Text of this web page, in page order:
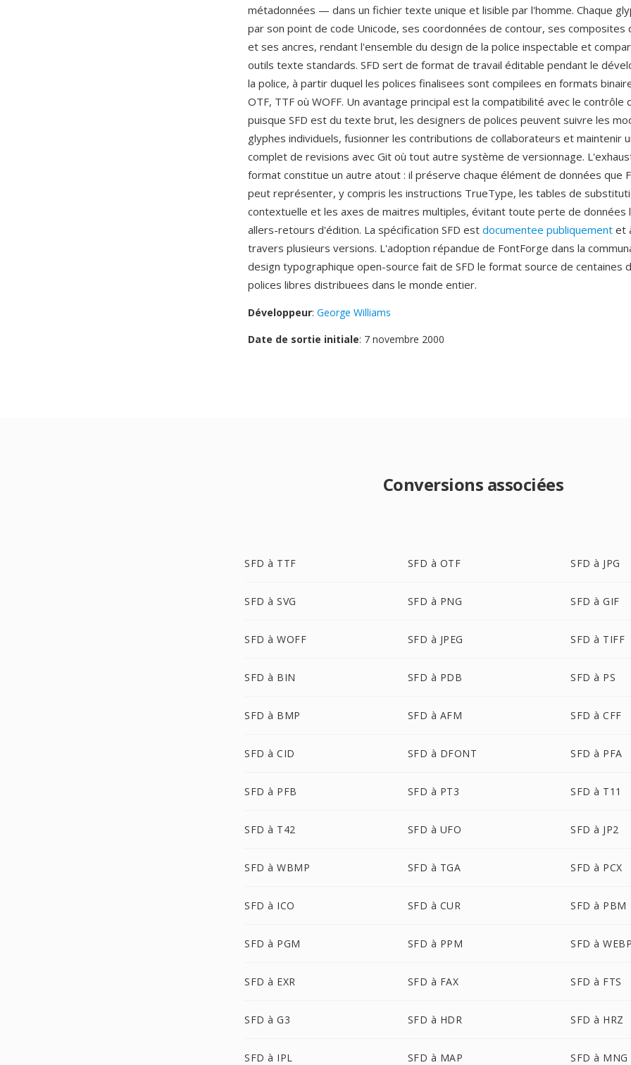
métadonnées — dans un fichier texte unique et lisible par l'homme. Chaque
par son point de code Unicode, ses coordonnées de contour, ses composites
et ses ancres, rendant l'ensemble du design de la police inspectable et
outils texte standards. SFD sert de format de travail éditable pendant le
la police, à partir duquel les polices finalisees sont compilees en formats
OTF, TTF où WOFF. Un avantage principal est la compatibilité avec le
puisque SFD est du texte brut, les designers de polices peuvent suivre les
glyphes individuels, fusionner les contributions de collaborateurs et maintenir
complet de revisions avec Git où tout autre système de versionnage.
format constitue un autre atout : il préserve chaque élément de données que
peut représenter, y compris les instructions TrueType, les tables de
contextuelle et les axes de maitres multiples, évitant toute perte de données
allers-retours d'édition. La spécification SFD est documentee publiquement et
travers plusieurs versions. L'adoption répandue de FontForge dans la
design typographique open-source fait de SFD le format source de centaines
polices libres distribuees dans le monde entier.
Développeur: George Williams
Date de sortie initiale: 7 novembre 2000
Conversions associées
SFD à TTF SFD à OTF SFD à JPG
SFD à SVG SFD à PNG SFD à GIF
SFD à WOFF SFD à JPEG SFD à TIFF
SFD à BIN SFD à PDB SFD à PS
SFD à BMP SFD à AFM SFD à CFF
SFD à CID SFD à DFONT SFD à PFA
SFD à PFB SFD à PT3 SFD à T11
SFD à T42 SFD à UFO SFD à JP2
SFD à WBMP SFD à TGA SFD à PCX
SFD à ICO SFD à CUR SFD à PBM
SFD à PGM SFD à PPM SFD à
SFD à EXR SFD à FAX SFD à FTS
SFD à G3 SFD à HDR SFD à HRZ
SFD à IPL SFD à MAP SFD à MNG